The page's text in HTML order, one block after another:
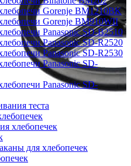
Gorenje BM1210BK
Gorenje BM910WII
Panasonic SD-B2510
Panasonic SD-R2520
Panasonic SD-R2530
Panasonic SD-
Panasonic SD-
теста
хлебопечек
для хлебопечек